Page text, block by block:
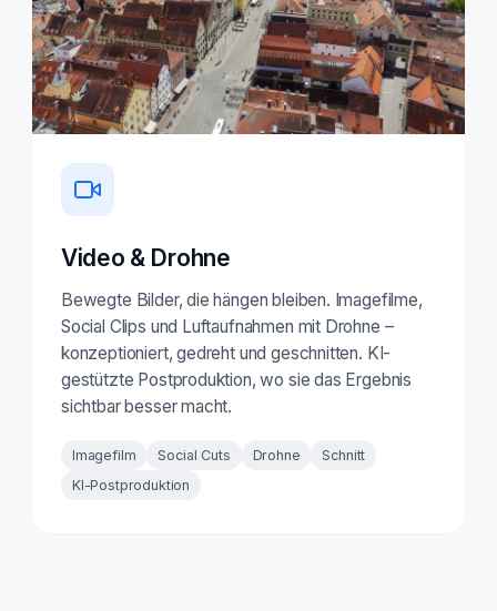
Video & Drohne
Bewegte Bilder, die hängen bleiben. Imagefilme,
Social Clips und Luftaufnahmen mit Drohne –
konzeptioniert, gedreht und geschnitten. KI-
gestützte Postproduktion, wo sie das Ergebnis
sichtbar besser macht.
Imagefilm Social Cuts Drohne
Schnitt
KI-Postproduktion